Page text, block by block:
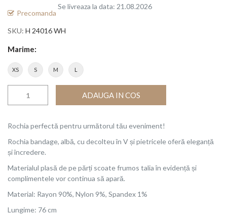
Precomanda
Se livreaza la data: 21.08.2026
SKU H 24016 WH
Marime
XS S M L
ADAUGA IN COS
Rochia perfectă pentru următorul tău eveniment!
Rochia bandage, albă, cu decolteu în V și pietricele oferă eleganță
și încredere.
Materialul plasă de pe părți scoate frumos talia în evidență și
complimentele vor continua să apară.
Material: Rayon 90%, Nylon 9%, Spandex 1%
Lungime: 76 cm